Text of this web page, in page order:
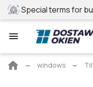
Special terms for
Main
windows